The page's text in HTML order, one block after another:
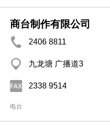
商台制作有限公司
2406 8811
九龙塘 广播道3
2338 9514
电台